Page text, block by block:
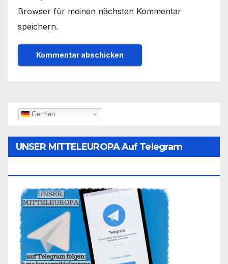
Browser für meinen nächsten Kommentar
speichern.
German
UNSER MITTELEUROPA Auf Telegram